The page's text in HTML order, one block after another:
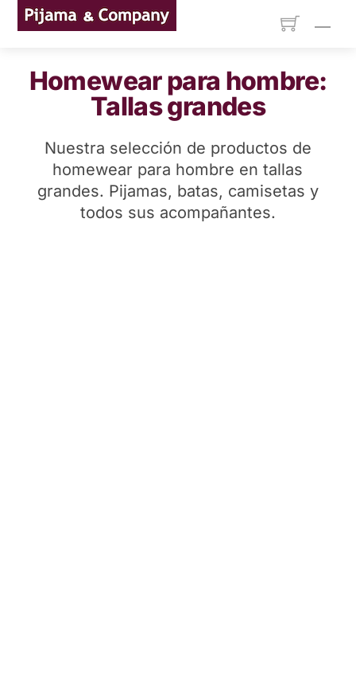
Skip
Homewear para hombre:
Tallas grandes
Nuestra selección de productos de
homewear para hombre en tallas
grandes. Pijamas, batas, camisetas y
todos sus acompañantes.